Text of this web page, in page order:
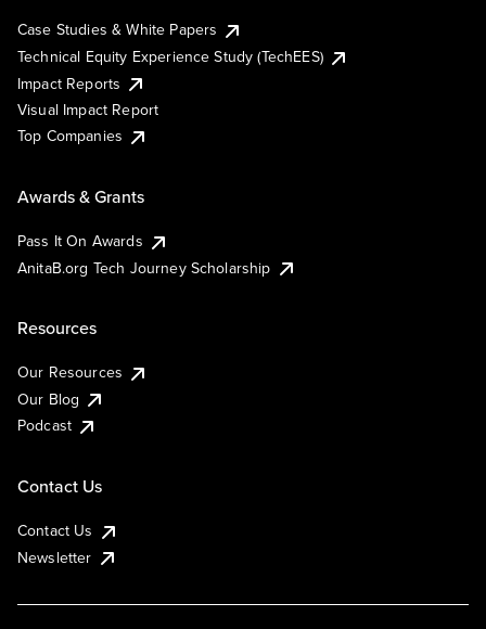
Case Studies & White Papers
Technical Equity Experience Study (TechEES)
Impact Reports
Visual Impact Report
Top Companies
Awards & Grants
Pass It On Awards
AnitaB.org Tech Journey Scholarship
Resources
Our Resources
Our Blog
Podcast
Contact Us
Contact Us
Newsletter